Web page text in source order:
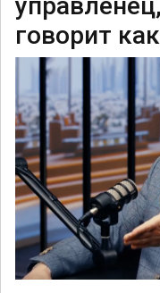
говорит